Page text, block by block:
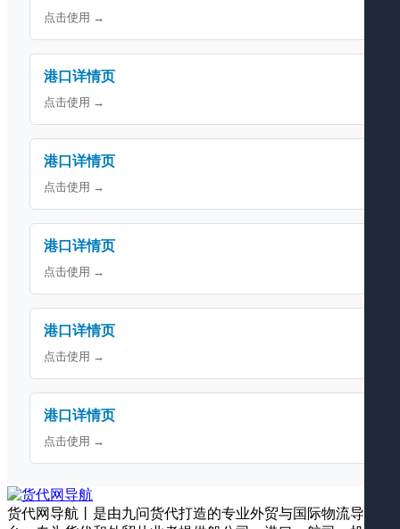
点击使用 →
港口详情页
点击使用 →
港口详情页
点击使用 →
港口详情页
点击使用 →
港口详情页
点击使用 →
港口详情页
点击使用 →
货代网导航丨是由九问货代打造的专业外贸与国际物流导航平